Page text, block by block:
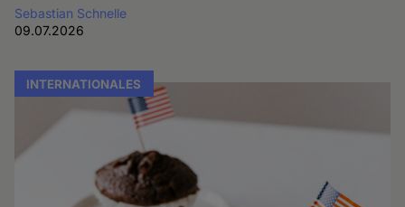
Sebastian Schnelle
09.07.2026
INTERNATIONALES